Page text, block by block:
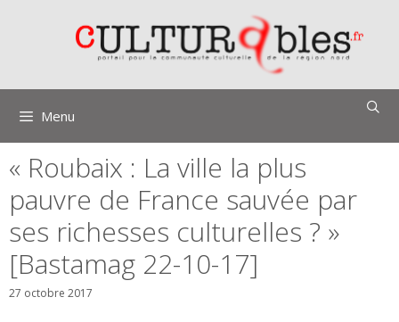
Menu
« Roubaix : La ville la plus
pauvre de France sauvée par
ses richesses culturelles ? »
[Bastamag 22-10-17]
27 octobre 2017